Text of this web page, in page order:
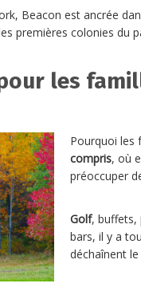
Beacon est ancrée
premières colonies du
les
Pourquoi les
compris, où
préoccuper
Golf, buffets,
bars, il y a
déchaînent